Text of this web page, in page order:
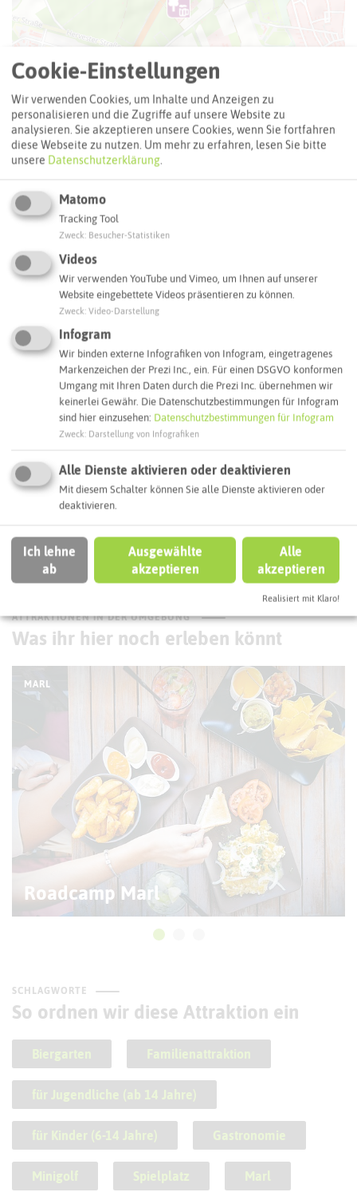
Adresse:
Minigolf Wuttke
Hervester Straße 204
45768 Marl
Webseite
Interaktive Karte
ÖPNV-Route finden
Autoroute finden
ATTRAKTIONEN IN DER UMGEBUNG
Was ihr hier noch erleben könnt
MARL
Roadcamp Marl
SCHLAGWORTE
So ordnen wir diese Attraktion ein
Biergarten Familienattraktion
für Jugendliche (ab 14 Jahre)
für Kinder (6-14 Jahre) Gastronomie
Minigolf Spielplatz Marl
Cookie-Einstellungen
Wir verwenden Cookies, um Inhalte und Anzeigen zu
personalisieren und die Zugriffe auf unsere Website zu
analysieren. Sie akzeptieren unsere Cookies, wenn Sie fortfahren
diese Webseite zu nutzen. Um mehr zu erfahren, lesen Sie bitte
unsere Datenschutzerklärung.
Matomo
Tracking Tool
Zweck Besucher-Statistiken
Videos
Wir verwenden YouTube und Vimeo, um Ihnen auf unserer
Website eingebettete Videos präsentieren zu können.
Zweck Video-Darstellung
Infogram
Wir binden externe Infografiken von Infogram, eingetragenes
Markenzeichen der Prezi Inc., ein. Für einen DSGVO konformen
Umgang mit Ihren Daten durch die Prezi Inc. übernehmen wir
keinerlei Gewähr. Die Datenschutzbestimmungen für Infogram
sind hier einzusehen: Datenschutzbestimmungen für Infogram
Zweck Darstellung von Infografiken
Alle Dienste aktivieren oder deaktivieren
Mit diesem Schalter können Sie alle Dienste aktivieren oder
deaktivieren.
Ich lehne
ab
Ausgewählte
akzeptieren
Alle
akzeptieren
Realisiert mit Klaro!